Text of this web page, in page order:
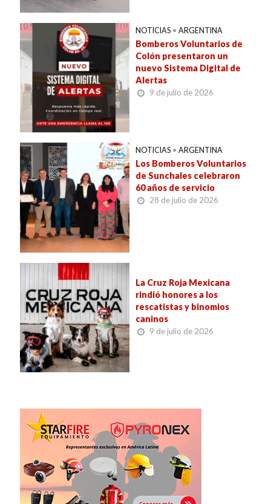
NOTICIAS • ARGENTINA
Bomberos Voluntarios de
Colón presentaron un
nuevo Sistema Digital de
Alertas
9 de julio de 2026
NOTICIAS • ARGENTINA
Los Bomberos Voluntarios
de Sunchales celebraron
60 años de servicio
28 de julio de 2026
La Cruz Roja Mexicana
rindió honores a los
rescatistas y binomios
caninos
9 de julio de 2026